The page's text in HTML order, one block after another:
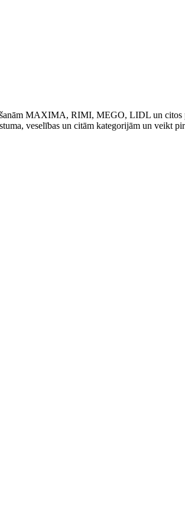
MAXIMA, RIMI, MEGO, LIDL un citos
veselības un citām kategorijām un veikt